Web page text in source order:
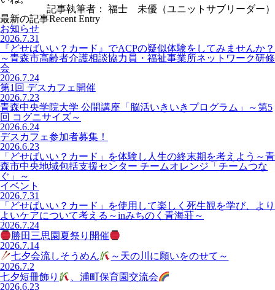
記事執筆者： 福士 未優（ユニットサブリーダー）
最新の記事Recent Entry
お知らせ
2026.7.31
『どせばいい？カード』でACPの疑似体験をしてみませんか？
～青森市高齢者介護相談協力員・福祉事業所ネットワーク研修
会
2026.7.24
第1回 デスカフェ開催
2026.7.23
青森中央学院大学 公開講座「脳活いきいきプログラム」～第5
回 コグニサイズ～
2026.6.24
デスカフェ参加者募集！
2026.6.23
「どせばいい？カード」を体験し人生の終末期を考えよう～青
森市中央地域包括支援センター チームオレンジ「チームつな
ぐ」～
イベント
2026.7.31
「どせばいい？カード」を使用して楽しく死生観を学び、より
よいケアについて考える～inみちのく青海荘～
2026.7.24
勝田三思園夏祭り開催
2026.7.14
七夕会流しそうめん
～天の川に願いをのせて～
2026.7.2
七夕短冊飾り
、浦町保育園交流会
2026.6.23